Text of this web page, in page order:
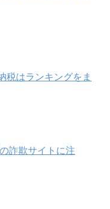
税はランキングをま
詐欺サイトに注